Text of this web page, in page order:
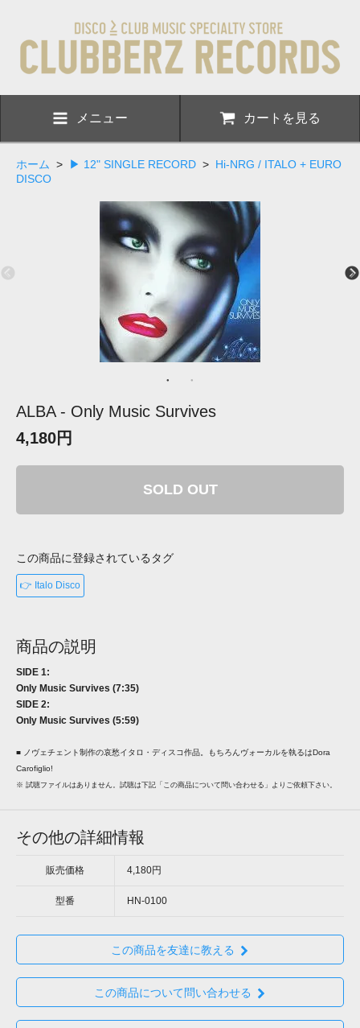
メニュー カートを見る
ホーム > ▶ 12" SINGLE RECORD > Hi-NRG / ITALO + EURO
DISCO
ALBA - Only Music Survives
4,180円
SOLD OUT
この商品に登録されているタグ
👉 Italo Disco
商品の説明
SIDE 1:
Only Music Survives (7:35)
SIDE 2:
Only Music Survives (5:59)
■ ノヴェチェント制作の哀愁イタロ・ディスコ作品。もちろんヴォーカルを執るはDora
Carofiglio!
※ 試聴ファイルはありません。試聴は下記「この商品について問い合わせる」よりご依頼下さい。
その他の詳細情報
販売価格 4,180円
型番 HN-0100
この商品を友達に教える
この商品について問い合わせる